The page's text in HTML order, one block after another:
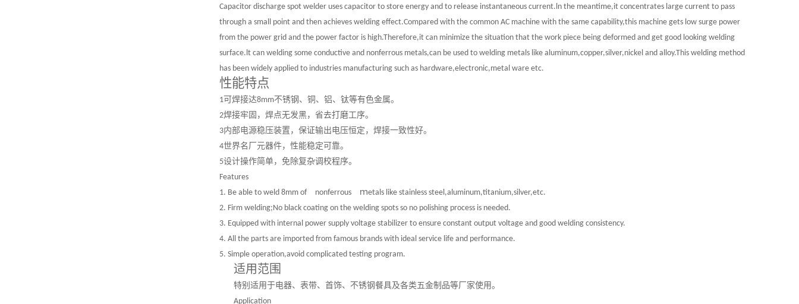
Capacitor discharge spot welder uses capacitor to store energy and to release instantaneous current.ln the meantime,it concentrates large current to pass
through a small point and then achieves welding effect.Compared with the common AC machine with the same capability,this machine gets low surge power
from the power grid and the power factor is high.Therefore,it can minimize the situation that the work piece being deformed and get good looking welding
surface.lt can welding some conductive and nonferrous metals,can be used to welding metals like aluminum,copper,silver,nickel and alloy.This welding method
has been widely applied to industries manufacturing such as hardware,electronic,metal ware etc.
性能特点
1可焊接达8mm不锈钢、铜、铝、钛等有色金属。
2焊接牢固，焊点无发黑，省去打磨工序。
3内部电源稳压装置，保证输出电压恒定，焊接一致性好。
4世界名厂元器件，性能稳定可靠。
5设计操作简单，免除复杂调校程序。
Features
1. Be able to weld 8mm of nonferrous ｍetals like stainless steel,aluminum,titanium,silver,etc.
2. Firm welding;No black coating on the welding spots so no polishing process is needed.
3. Equipped with internal power supply voltage stabilizer to ensure constant output voltage and good welding consistency.
4. All the parts are imported from famous brands with ideal service life and performance.
5. Simple operation,avoid complicated testing program.
适用范围
特别适用于电器、表带、首饰、不锈钢餐具及各类五金制品等厂家使用。
Application